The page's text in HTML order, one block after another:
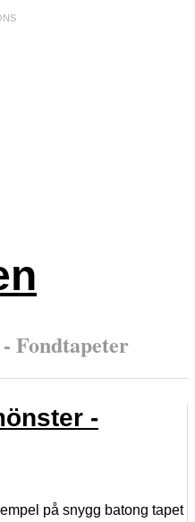
Fondtapeter
-
på snygg batong tapet